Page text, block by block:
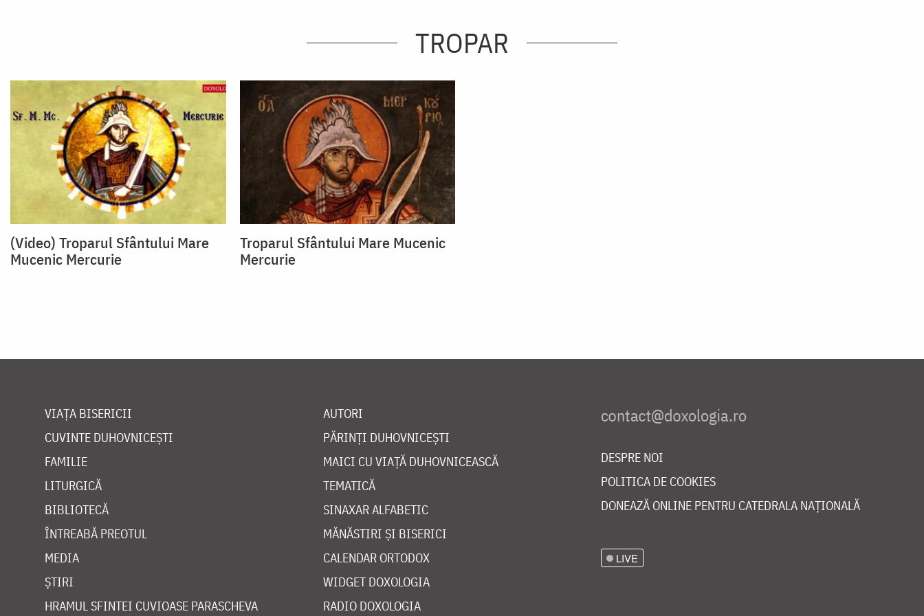
TROPAR
(Video) Troparul Sfântului Mare
Mucenic Mercurie
Troparul Sfântului Mare Mucenic
Mercurie
VIAȚA BISERICII
CUVINTE DUHOVNICEȘTI
FAMILIE
LITURGICĂ
BIBLIOTECĂ
ÎNTREABĂ PREOTUL
MEDIA
ȘTIRI
HRAMUL SFINTEI CUVIOASE PARASCHEVA
AUTORI
PĂRINȚI DUHOVNICEȘTI
MAICI CU VIAȚĂ DUHOVNICEASCĂ
TEMATICĂ
SINAXAR ALFABETIC
MĂNĂSTIRI ȘI BISERICI
CALENDAR ORTODOX
WIDGET DOXOLOGIA
RADIO DOXOLOGIA
DESPRE NOI
POLITICA DE COOKIES
DONEAZĂ ONLINE PENTRU CATEDRALA NAȚIONALĂ
LIVE